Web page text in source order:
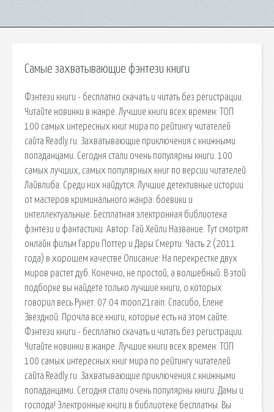
Самые захватывающие фэнтези книги
Фэнтези книги - бесплатно скачать и читать без регистрации.
Читайте новинки в жанре. Лучшие книги всех времен: ТОП
100 самых интересных книг мира по рейтингу читателей
сайта Readly.ru. Захватывающие приключения с книжными
попаданцами. Сегодня стали очень популярны книги. 100
самых лучших, самых популярных книг по версии читателей
Лайвлиба. Среди них найдутся. Лучшие детективные истории
от мастеров криминального жанра: боевики и
интеллектуальные. Бесплатная электронная библиотека
фэнтези и фантастики. Автор: Гай Хейли Название. Тут смотрят
онлайн фильм Гарри Поттер и Дары Смерти: Часть 2 (2011
года) в хорошем качестве Описание: На перекрестке двух
миров растет дуб. Конечно, не простой, а волшебный. В этой
подборке вы найдете только лучшие книги, о которых
говорил весь Рунет. 07:04 moon21rain: Спасибо, Елене
Звездной. Прочла все книги, которые есть на этом сайте.
Фэнтези книги - бесплатно скачать и читать без регистрации.
Читайте новинки в жанре. Лучшие книги всех времен: ТОП
100 самых интересных книг мира по рейтингу читателей
сайта Readly.ru. Захватывающие приключения с книжными
попаданцами. Сегодня стали очень популярны книги. Дамы и
господа! Электронные книги в библиотеке бесплатны. Вы